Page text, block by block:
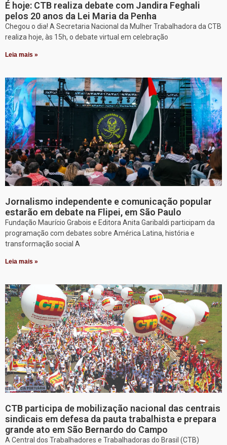
É hoje: CTB realiza debate com Jandira Feghali
pelos 20 anos da Lei Maria da Penha
Chegou o dia! A Secretaria Nacional da Mulher Trabalhadora da CTB
realiza hoje, às 15h, o debate virtual em celebração
Leia mais »
Jornalismo independente e comunicação popular
estarão em debate na Flipei, em São Paulo
Fundação Maurício Grabois e Editora Anita Garibaldi participam da
programação com debates sobre América Latina, história e
transformação social A
Leia mais »
CTB participa de mobilização nacional das centrais
sindicais em defesa da pauta trabalhista e prepara
grande ato em São Bernardo do Campo
A Central dos Trabalhadores e Trabalhadoras do Brasil (CTB)